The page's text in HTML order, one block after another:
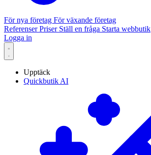
För nya företag För växande företag
ReferenserPriser Ställ en fråga Starta webbutik
Logga in
Upptäck
Quickbutik AI